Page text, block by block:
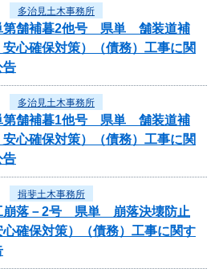
多治見土木事務所
第舗補暮2他号 県単 舗装道補
心確保対策）（債務）工事に関
告
多治見土木事務所
第舗補暮1他号 県単 舗装道補
心確保対策）（債務）工事に関
告
揖斐土木事務所
崩落－2号 県単 崩落決壊防止
心確保対策）（債務）工事に関す